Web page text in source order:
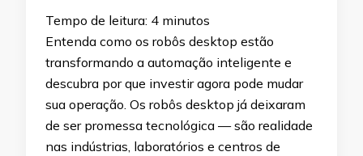
Tempo de leitura: 4 minutos
Entenda como os robôs desktop estão
transformando a automação inteligente e
descubra por que investir agora pode mudar
sua operação. Os robôs desktop já deixaram
de ser promessa tecnológica — são realidade
nas indústrias, laboratórios e centros de